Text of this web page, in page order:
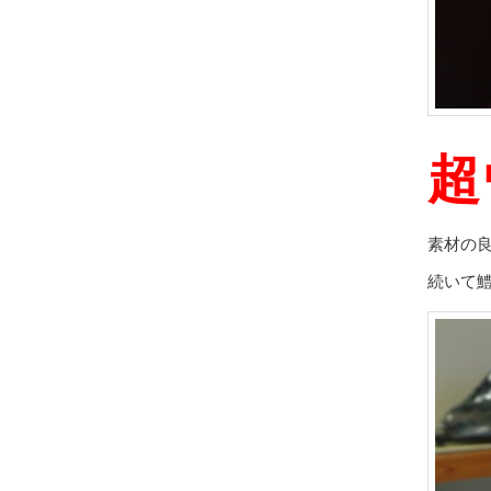
素材の
続いて